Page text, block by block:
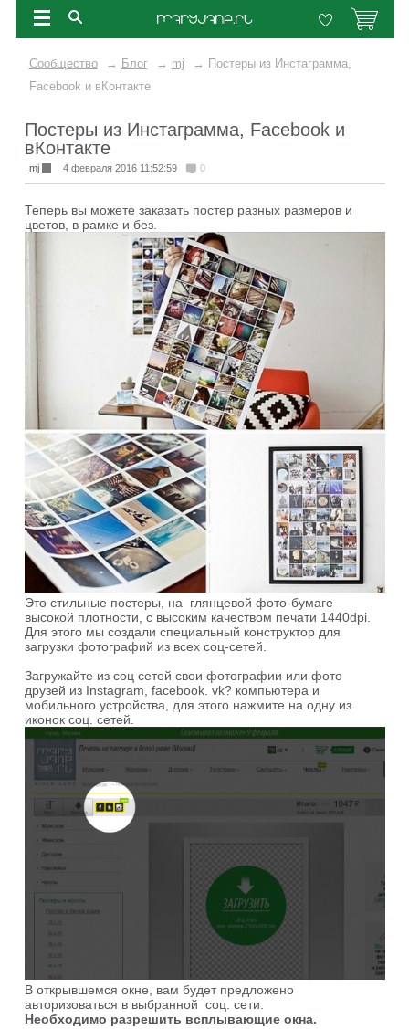
Сообщество → Блог → mj → Постеры из Инстаграмма,
Facebook и вКонтакте
Постеры из Инстаграмма, Facebook и
вКонтакте
mj 4 февраля 2016 11:52:59 0
Теперь вы можете заказать постер разных размеров и
цветов, в рамке и без.
Это стильные постеры, на глянцевой фото-бумаге
высокой плотности, с высоким качеством печати 1440dpi.
Для этого мы создали специальный конструктор для
загрузки фотографий из всех соц-сетей.
Загружайте из соц сетей свои фотографии или фото
друзей из Instagram, facebook. vk? компьютера и
мобильного устройства, для этого нажмите на одну из
иконок соц. сетей.
В открывшемся окне, вам будет предложено
авторизоваться в выбранной соц. сети.
Необходимо разрешить всплывающие окна.